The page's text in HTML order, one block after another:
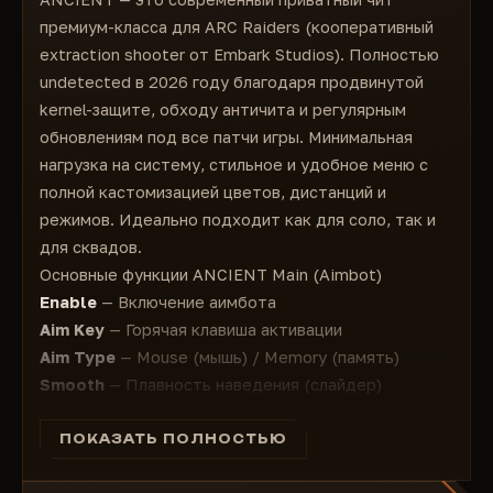
Vischeck
Max Aim Distance (slider)
Target Bones
++Arrows
Enable Arrows
Arrows range (slider)
++Radar
Enable Radar
Radar Scale (slider)
Max Show Distance (slider)
++Other
Battle Mode key
Enable Battle Mode
++World
Crates (you can setup every world option
separately)
Enable
Draw Name
Color
Draw Distance
Limit Distance
Max Distance (slider)
Show In BattleMode
++Configs
Add
Load
Share
премиум-класса для ARC Raiders (кооперативный
extraction shooter от Embark Studios). Полностью
undetected в 2026 году благодаря продвинутой
kernel-защите, обходу античита и регулярным
обновлениям под все патчи игры. Минимальная
нагрузка на систему, стильное и удобное меню с
полной кастомизацией цветов, дистанций и
режимов. Идеально подходит как для соло, так и
для сквадов.
Основные функции ANCIENT Main (Aimbot)
Enable — Включение аимбота
Aim Key — Горячая клавиша активации
Aim Type — Mouse (мышь) / Memory (память)
Smooth — Плавность наведения (слайдер)
Fov Radius— Радиус захвата (слайдер)
ПОКАЗАТЬ ПОЛНОСТЬЮ